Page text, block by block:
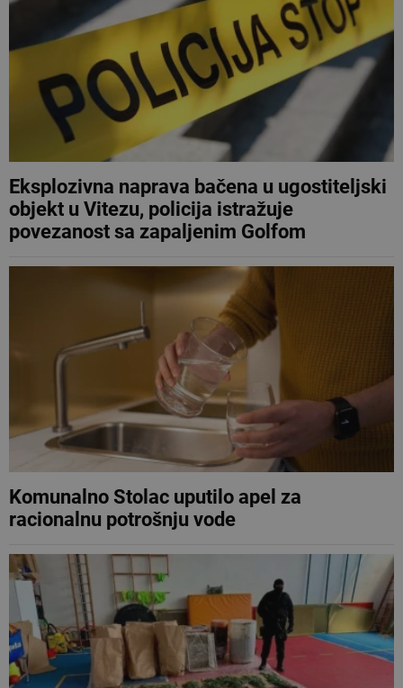
Eksplozivna naprava bačena u ugostiteljski
objekt u Vitezu, policija istražuje
povezanost sa zapaljenim Golfom
Komunalno Stolac uputilo apel za
racionalnu potrošnju vode